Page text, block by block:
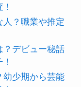
？職業や推定
？デビュー秘話
幼少期から芸能